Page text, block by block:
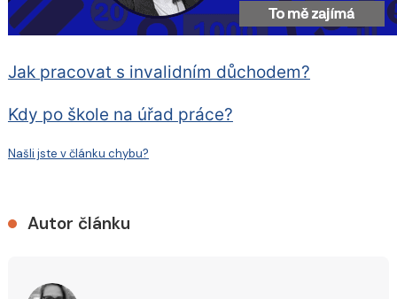
Jak pracovat s invalidním důchodem?
Kdy po škole na úřad práce?
Našli jste v článku chybu?
Autor článku